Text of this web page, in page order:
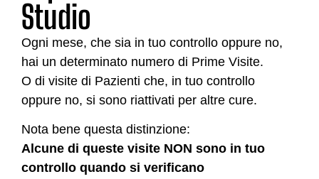
Studio
Ogni mese, che sia in tuo controllo oppure no,
hai un determinato numero di Prime Visite.
O di visite di Pazienti che, in tuo controllo
oppure no, si sono riattivati per altre cure.
Nota bene questa distinzione:
Alcune di queste visite NON sono in tuo
controllo quando si verificano